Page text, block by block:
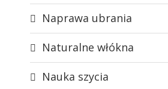
Naprawa ubrania
Naturalne włókna
Nauka szycia